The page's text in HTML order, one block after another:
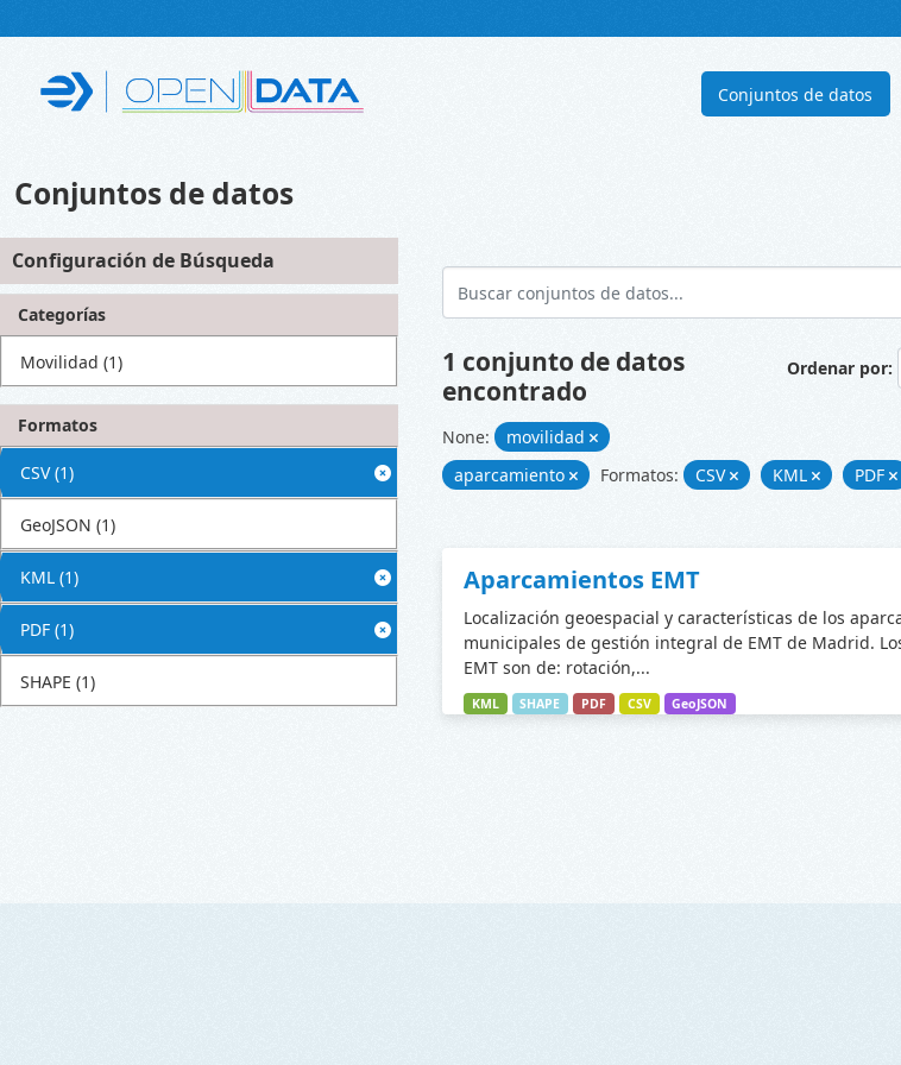
Conjuntos de datos
Conjuntos de datos
Configuración de Búsqueda
Categorías
Movilidad (1)
Formatos
CSV (1)
GeoJSON (1)
KML (1)
PDF (1)
SHAPE (1)
Ordenar por
1 conjunto de datos
encontrado
None:
movilidad
aparcamiento
Formatos: CSV KML PDF
Aparcamientos EMT
Localización geoespacial y características de los
municipales de gestión integral de EMT de Madrid.
EMT son de: rotación,...
KML SHAPE PDF CSV GeoJSON